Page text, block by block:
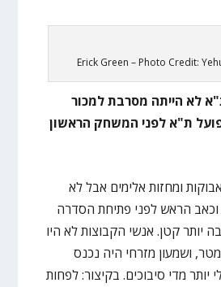
Erick Green – Photo Credit:
לא הייתה מסרבת למכור
ת"א לפני המשחק הראשון
ומחזות אלימים אבל לא
וכאב הראש לפני פתיחת הסדרה
יותר קטן. אנשי הקבוצות לא היו
ושמעון מזרחי היה נכנס
יותר מדי סיבוכים. בקיצור: לפחות